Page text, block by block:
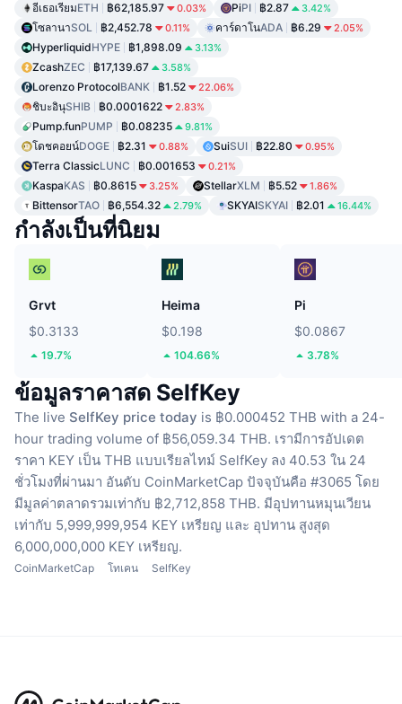
อีเธอเรียมETH ฿62,185.97 0.03% PiPI ฿2.87 3.42%
โซลานาSOL ฿2,452.78 0.11% คาร์ดาโนADA ฿6.29 2.05%
HyperliquidHYPE ฿1,898.09 3.13%
ZcashZEC ฿17,139.67 3.58%
Lorenzo ProtocolBANK ฿1.52 22.06%
ชิบะอินุSHIB ฿0.0001622 2.83%
Pump.funPUMP ฿0.08235 9.81%
โดชคอยน์DOGE ฿2.31 0.88% SuiSUI ฿22.80 0.95%
Terra ClassicLUNC ฿0.001653 0.21%
KaspaKAS ฿0.8615 3.25% StellarXLM ฿5.52 1.86%
BittensorTAO ฿6,554.32 2.79% SKYAISKYAI ฿2.01 16.44%
กำลังเป็นที่นิยม
Grvt
$0.3133
19.7%
Heima
$0.198
104.66%
Pi
$0.0867
3.78%
ข้อมูลราคาสด SelfKey
The live SelfKey price today is ฿0.000452 THB with a 24-
hour trading volume of ฿56,059.34 THB. เรามีการอัปเดต
ราคา KEY เป็น THB แบบเรียลไทม์ SelfKey ลง 40.53 ใน 24
ชั่วโมงที่ผ่านมา อันดับ CoinMarketCap ปัจจุบันคือ #3065 โดย
มีมูลค่าตลาดรวมเท่ากับ ฿2,712,858 THB. มีอุปทานหมุนเวียน
เท่ากับ 5,999,999,954 KEY เหรียญ และ อุปทาน สูงสุด
6,000,000,000 KEY เหรียญ.
CoinMarketCap โทเคน SelfKey